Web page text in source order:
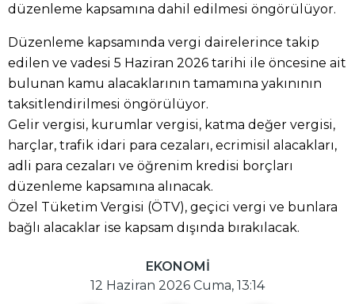
düzenleme kapsamına dahil edilmesi öngörülüyor.
Düzenleme kapsamında vergi dairelerince takip
edilen ve vadesi 5 Haziran 2026 tarihi ile öncesine ait
bulunan kamu alacaklarının tamamına yakınının
taksitlendirilmesi öngörülüyor.
Gelir vergisi, kurumlar vergisi, katma değer vergisi,
harçlar, trafik idari para cezaları, ecrimisil alacakları,
adli para cezaları ve öğrenim kredisi borçları
düzenleme kapsamına alınacak.
Özel Tüketim Vergisi (ÖTV), geçici vergi ve bunlara
bağlı alacaklar ise kapsam dışında bırakılacak.
EKONOMİ
12 Haziran 2026 Cuma, 13:14